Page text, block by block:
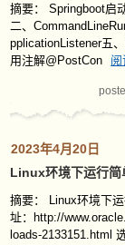
摘要： Springboot启
二、
pplicationListener五
用注解@PostCon
2023年4月20日
Linux环境下运行简
摘要： Linux环境下
址：http://
loads-2133151.html